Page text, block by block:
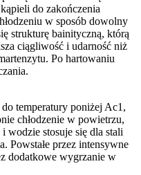
do zakończenia
w sposób dowolny
strukturę bainityczną, którą
ciągliwość i udarność niż
Po hartowaniu
temperatury poniżej Ac1,
chłodzenie w powietrzu,
wodzie stosuje się dla stali
Powstałe przez intensywne
dodatkowe wygrzanie w